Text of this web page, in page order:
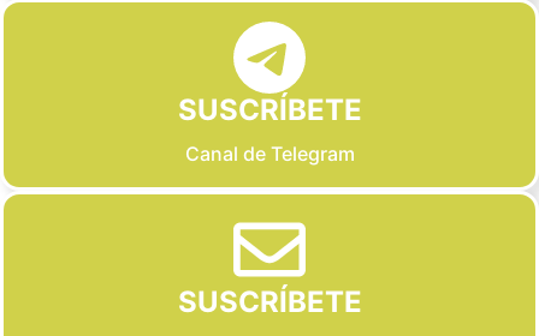
SUSCRÍBETE
Canal de Telegram
SUSCRÍBETE